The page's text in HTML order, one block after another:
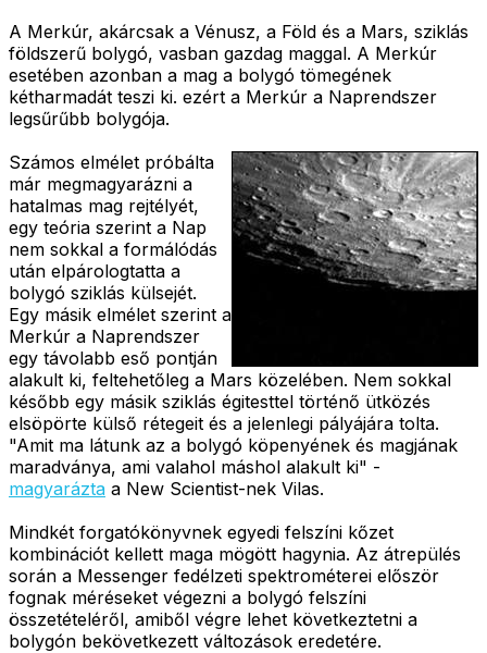
A Merkúr, akárcsak a Vénusz, a Föld és a Mars, sziklás
földszerű bolygó, vasban gazdag maggal. A Merkúr
esetében azonban a mag a bolygó tömegének
kétharmadát teszi ki. ezért a Merkúr a Naprendszer
legsűrűbb bolygója.
Számos elmélet próbálta
már megmagyarázni a
hatalmas mag rejtélyét,
egy teória szerint a Nap
nem sokkal a formálódás
után elpárologtatta a
bolygó sziklás külsejét.
Egy másik elmélet szerint a
Merkúr a Naprendszer
egy távolabb eső pontján
alakult ki, feltehetőleg a Mars közelében. Nem sokkal
később egy másik sziklás égitesttel történő ütközés
elsöpörte külső rétegeit és a jelenlegi pályájára tolta.
"Amit ma látunk az a bolygó köpenyének és magjának
maradványa, ami valahol máshol alakult ki" -
magyarázta a New Scientist-nek Vilas.
Mindkét forgatókönyvnek egyedi felszíni kőzet
kombinációt kellett maga mögött hagynia. Az átrepülés
során a Messenger fedélzeti spektrométerei először
fognak méréseket végezni a bolygó felszíni
összetételéről, amiből végre lehet következtetni a
bolygón bekövetkezett változások eredetére.